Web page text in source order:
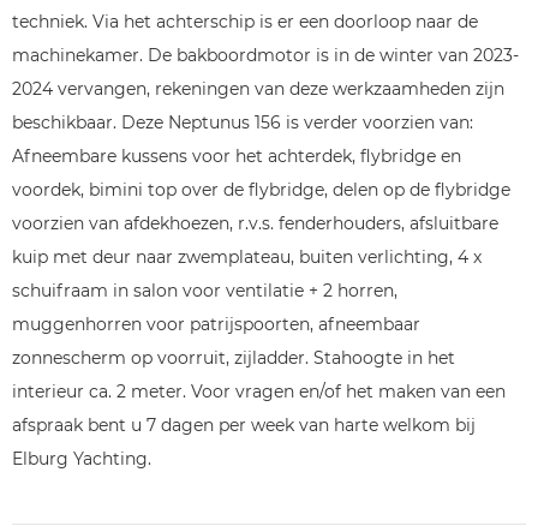
techniek. Via het achterschip is er een doorloop naar de
machinekamer. De bakboordmotor is in de winter van 2023-
2024 vervangen, rekeningen van deze werkzaamheden zijn
beschikbaar. Deze Neptunus 156 is verder voorzien van:
Afneembare kussens voor het achterdek, flybridge en
voordek, bimini top over de flybridge, delen op de flybridge
voorzien van afdekhoezen, r.v.s. fenderhouders, afsluitbare
kuip met deur naar zwemplateau, buiten verlichting, 4 x
schuifraam in salon voor ventilatie + 2 horren,
muggenhorren voor patrijspoorten, afneembaar
zonnescherm op voorruit, zijladder. Stahoogte in het
interieur ca. 2 meter. Voor vragen en/of het maken van een
afspraak bent u 7 dagen per week van harte welkom bij
Elburg Yachting.